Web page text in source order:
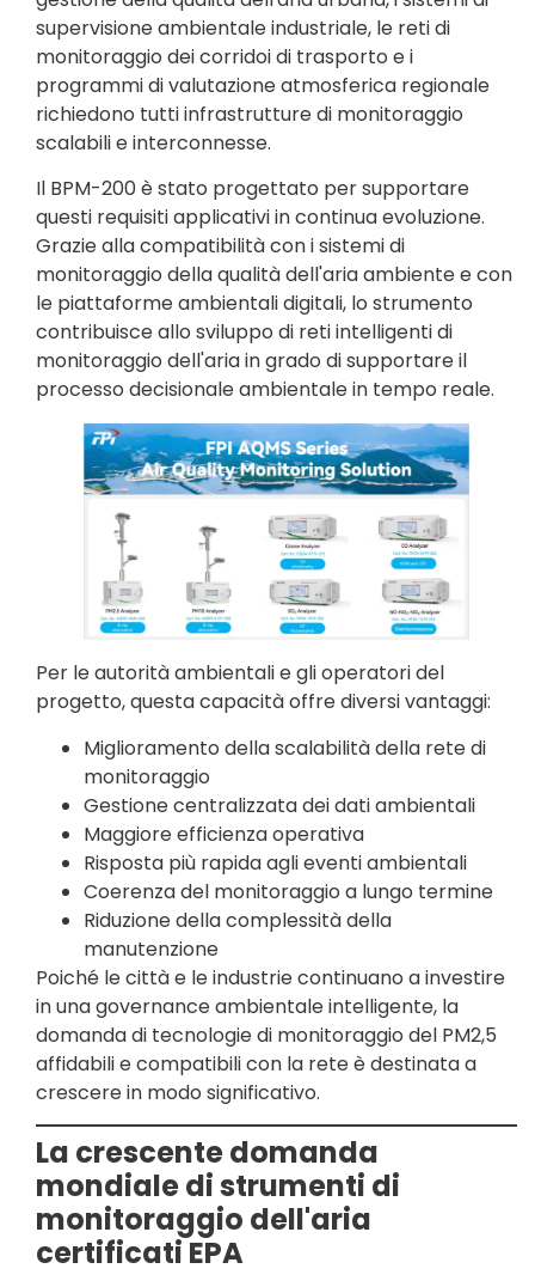
supervisione ambientale industriale, le reti di
monitoraggio dei corridoi di trasporto e i
programmi di valutazione atmosferica regionale
richiedono tutti infrastrutture di monitoraggio
scalabili e interconnesse.
Il BPM-200 è stato progettato per supportare
questi requisiti applicativi in continua evoluzione.
Grazie alla compatibilità con i sistemi di
monitoraggio della qualità dell'aria ambiente e con
le piattaforme ambientali digitali, lo strumento
contribuisce allo sviluppo di reti intelligenti di
monitoraggio dell'aria in grado di supportare il
processo decisionale ambientale in tempo reale.
Per le autorità ambientali e gli operatori del
progetto, questa capacità offre diversi vantaggi:
Miglioramento della scalabilità della rete di
monitoraggio
Gestione centralizzata dei dati ambientali
Maggiore efficienza operativa
Risposta più rapida agli eventi ambientali
Coerenza del monitoraggio a lungo termine
Riduzione della complessità della
manutenzione
Poiché le città e le industrie continuano a investire
in una governance ambientale intelligente, la
domanda di tecnologie di monitoraggio del PM2,5
affidabili e compatibili con la rete è destinata a
crescere in modo significativo.
La crescente domanda
mondiale di strumenti di
monitoraggio dell'aria
certificati EPA